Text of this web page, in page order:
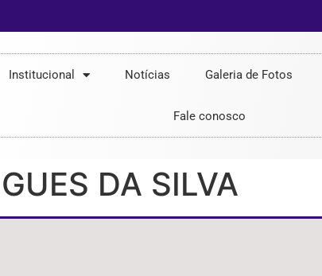
Institucional Notícias Galeria de Fotos
Fale conosco
DA SILVA